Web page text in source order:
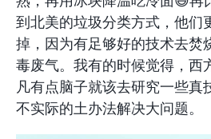
到北美的垃圾分类方式，他们
掉，因为有足够好的技术去焚
毒废气。我有的时候觉得，西
凡有点脑子就该去研究一些真
不实际的土办法解决大问题。